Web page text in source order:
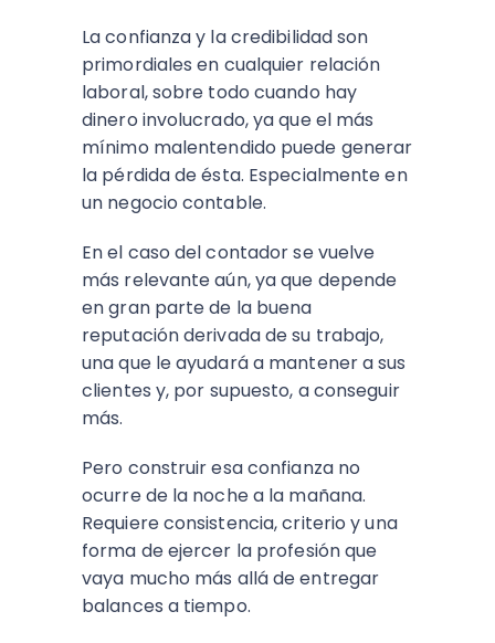
La confianza y la credibilidad son
primordiales en cualquier relación
laboral, sobre todo cuando hay
dinero involucrado, ya que el más
mínimo malentendido puede generar
la pérdida de ésta. Especialmente en
un negocio contable.
En el caso del contador se vuelve
más relevante aún, ya que depende
en gran parte de la buena
reputación derivada de su trabajo,
una que le ayudará a mantener a sus
clientes y, por supuesto, a conseguir
más.
Pero construir esa confianza no
ocurre de la noche a la mañana.
Requiere consistencia, criterio y una
forma de ejercer la profesión que
vaya mucho más allá de entregar
balances a tiempo.